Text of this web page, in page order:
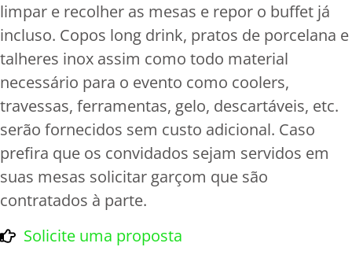
limpar e recolher as mesas e repor o buffet já
incluso. Copos long drink, pratos de porcelana e
talheres inox assim como todo material
necessário para o evento como coolers,
travessas, ferramentas, gelo, descartáveis, etc.
serão fornecidos sem custo adicional. Caso
prefira que os convidados sejam servidos em
suas mesas solicitar garçom que são
contratados à parte.
Solicite uma proposta